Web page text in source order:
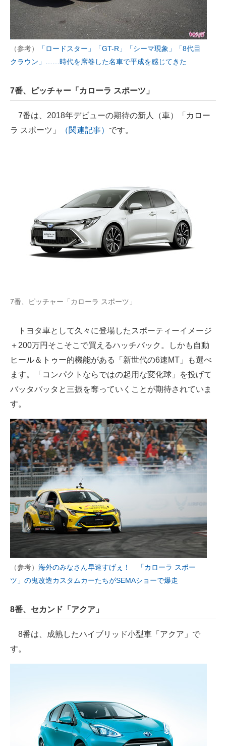
（参考）
「ロードスター」「GT-R」「シーマ現象」「8代目
クラウン」……時代を席巻した名車で平成を感じてきた
7番、ピッチャー「カローラ スポーツ」
7番は、2018年デビューの期待の新人（車）「カロー
ラ スポーツ」
（関連記事） です。
7番、ピッチャー「カローラ スポーツ」
トヨタ車として久々に登場したスポーティーイメージ
＋200万円そこそこで買えるハッチバック。しかも自動
ヒール＆トゥー的機能がある「新世代の6速MT」も選べ
ます。「コンパクトならではの起用な変化球」を投げて
バッタバッタと三振を奪っていくことが期待されていま
す。
（参考） 海外のみなさん早速すげぇ！ 「カローラ スポー
ツ」の鬼改造カスタムカーたちがSEMAショーで爆走
8番、セカンド「アクア」
8番は、成熟したハイブリッド小型車「アクア」で
す。